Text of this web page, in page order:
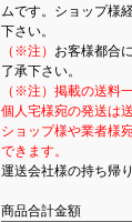
ムです。ショップ様
下さい。
（※注） お客様都合
了承下さい。
（※注）掲載の送料
個人宅様宛の発送は
ショップ様や業者様
できます。
運送会社様の持ち帰
商品合計金額